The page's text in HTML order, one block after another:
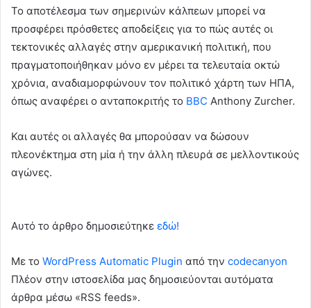
Το αποτέλεσμα των σημερινών κάλπεων μπορεί να
προσφέρει πρόσθετες αποδείξεις για το πώς αυτές οι
τεκτονικές αλλαγές στην αμερικανική πολιτική, που
πραγματοποιήθηκαν μόνο εν μέρει τα τελευταία οκτώ
χρόνια, αναδιαμορφώνουν τον πολιτικό χάρτη των ΗΠΑ,
όπως αναφέρει ο ανταποκριτής το BBC Anthony Zurcher.
Και αυτές οι αλλαγές θα μπορούσαν να δώσουν
πλεονέκτημα στη μία ή την άλλη πλευρά σε μελλοντικούς
αγώνες.
Αυτό το άρθρο δημοσιεύτηκε εδώ!
Με το WordPress Automatic Plugin από την codecanyon
Πλέον στην ιστοσελίδα μας δημοσιεύονται αυτόματα
άρθρα μέσω «RSS feeds».